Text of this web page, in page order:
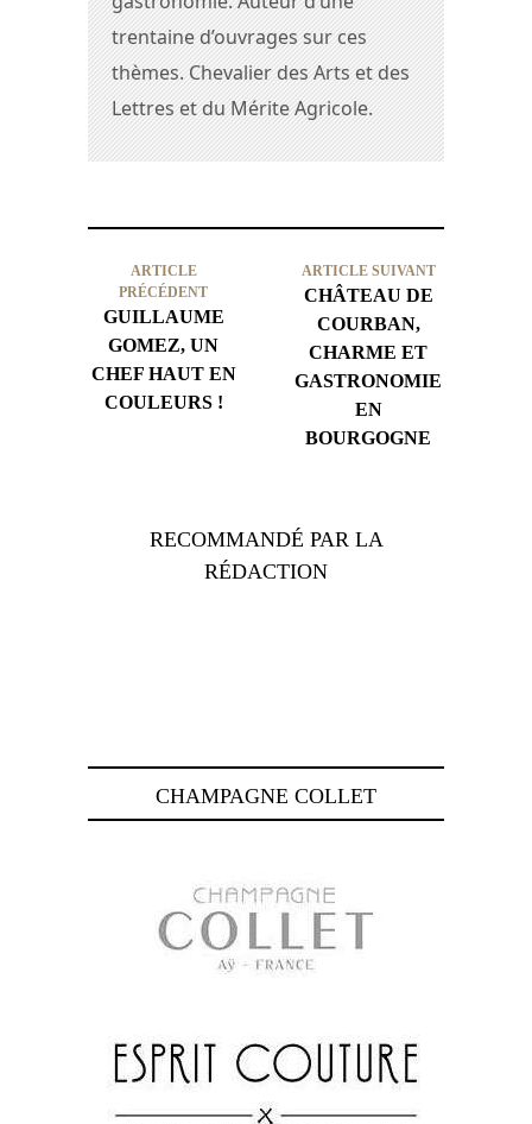
trentaine d’ouvrages sur ces
thèmes. Chevalier des Arts et des
Lettres et du Mérite Agricole.
ARTICLE
PRÉCÉDENT
GUILLAUME
GOMEZ, UN
CHEF HAUT EN
COULEURS !
ARTICLE SUIVANT
CHÂTEAU DE
COURBAN,
CHARME ET
GASTRONOMIE
EN
BOURGOGNE
RECOMMANDÉ PAR LA
RÉDACTION
CHAMPAGNE COLLET